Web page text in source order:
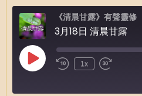
《清晨甘露》有聲靈修
3月18日 清晨甘露
1x